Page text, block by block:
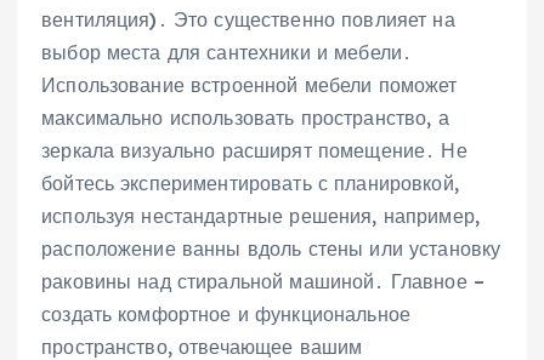
вентиляция)․ Это существенно повлияет на
выбор места для сантехники и мебели․
Использование встроенной мебели поможет
максимально использовать пространство, а
зеркала визуально расширят помещение․ Не
бойтесь экспериментировать с планировкой,
используя нестандартные решения, например,
расположение ванны вдоль стены или установку
раковины над стиральной машиной․ Главное –
создать комфортное и функциональное
пространство, отвечающее вашим